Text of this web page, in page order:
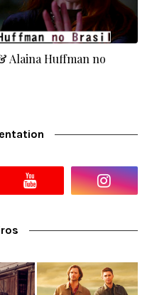
Alaina Huffman no